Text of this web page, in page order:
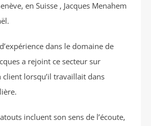
en Suisse , Jacques Menahem
dans le domaine de
a rejoint ce secteur sur
client lorsqu’il travaillait dans
incluent son sens de l’écoute,